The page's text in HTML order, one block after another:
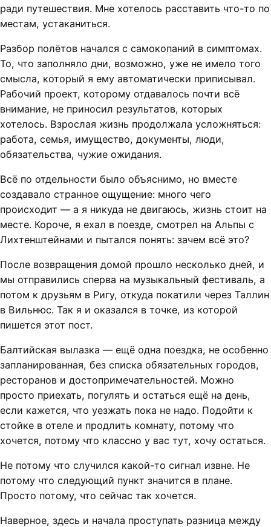
ради путешествия. Мне хотелось расставить что-то по
местам, устаканиться.
Разбор полётов начался с самокопаний в симптомах.
То, что заполняло дни, возможно, уже не имело того
смысла, который я ему автоматически приписывал.
Рабочий проект, которому отдавалось почти всё
внимание, не приносил результатов, которых
хотелось. Взрослая жизнь продолжала усложняться:
работа, семья, имущество, документы, люди,
обязательства, чужие ожидания.
Всё по отдельности было объяснимо, но вместе
создавало странное ощущение: много чего
происходит — а я никуда не двигаюсь, жизнь стоит на
месте. Короче, я ехал в поезде, смотрел на Альпы с
Лихтенштейнами и пытался понять: зачем всё это?
После возвращения домой прошло несколько дней, и
мы отправились сперва на музыкальный фестиваль, а
потом к друзьям в Ригу, откуда покатили через Таллин
в Вильнюс. Так я и оказался в точке, из которой
пишется этот пост.
Балтийская вылазка — ещё одна поездка, не особенно
запланированная, без списка обязательных городов,
ресторанов и достопримечательностей. Можно
просто приехать, погулять и остаться ещё на день,
если кажется, что уезжать пока не надо. Подойти к
стойке в отеле и продлить комнату, потому что
хочется, потому что классно у вас тут, хочу остаться.
Не потому что случился какой-то сигнал извне. Не
потому что следующий пункт значится в плане.
Просто потому, что сейчас так хочется.
Наверное, здесь и начала проступать разница между